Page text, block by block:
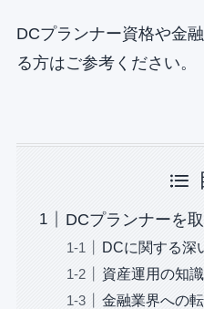
DCプランナー資格や金
る方はご参考ください。
DCプランナーを
DCに関する深
資産運用の知
金融業界への